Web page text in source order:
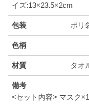
イズ:13×23.5×2cm
包装 ポリ
色柄
材質 タオ
備考
<セット内容> マスク